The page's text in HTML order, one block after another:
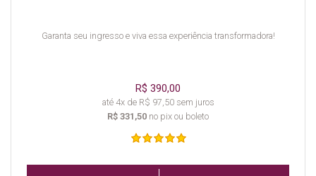
Garanta seu ingresso e viva essa experiência transformadora!
R$ 390,00
até 4x de R$ 97,50 sem juros
R$ 331,50 no pix ou boleto